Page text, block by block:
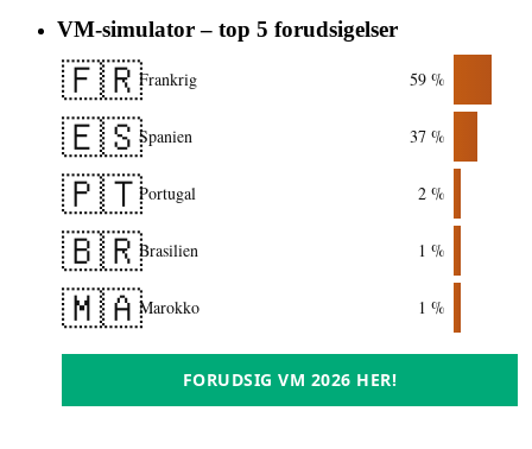
VM-simulator – top 5 forudsigelser
🇫🇷Frankrig 59 %
🇪🇸Spanien 37 %
🇵🇹Portugal 2 %
🇧🇷Brasilien 1 %
🇲🇦Marokko 1 %
FORUDSIG VM 2026 HER!